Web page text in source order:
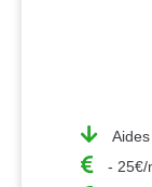
- 25€/